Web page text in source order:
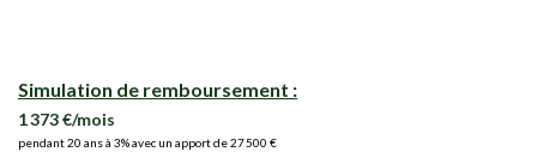
Simulation de remboursement :
1 373 €/mois
pendant 20 ans à 3% avec un apport de 27 500 €